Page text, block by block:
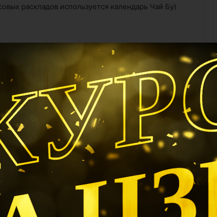
раскладов используется календарь Чай Бу)
загрузке ваших карт
12, то будет рассчитана текущая дата и время.
на текущий час.
и загрузкой карт
и т.д., вам, возможно захочется сохранить
по новой. Это возможно на страничке